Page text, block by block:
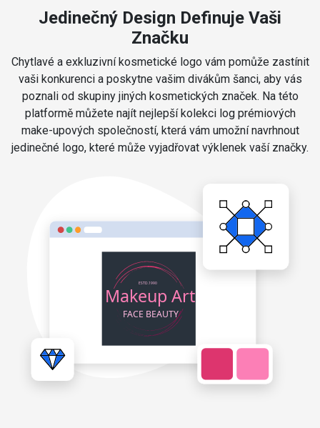
Jedinečný Design Definuje Vaši
Značku
Chytlavé a exkluzivní kosmetické logo vám pomůže zastínit
vaši konkurenci a poskytne vašim divákům šanci, aby vás
poznali od skupiny jiných kosmetických značek. Na této
platformě můžete najít nejlepší kolekci log prémiových
make-upových společností, která vám umožní navrhnout
jedinečné logo, které může vyjadřovat výklenek vaší značky.